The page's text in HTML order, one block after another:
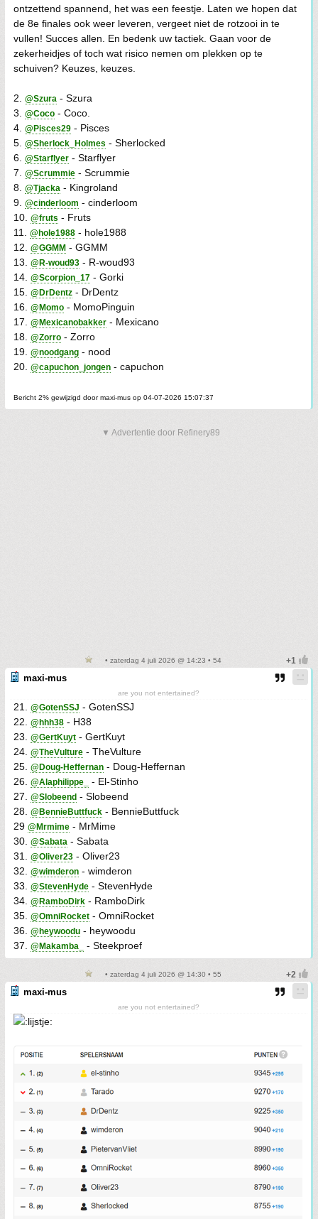
ontzettend spannend, het was een feestje. Laten we hopen dat
de 8e finales ook weer leveren, vergeet niet de rotzooi in te
vullen! Succes allen. En bedenk uw tactiek. Gaan voor de
zekerheidjes of toch wat risico nemen om plekken op te
schuiven? Keuzes, keuzes.
2. @Szura - Szura
3. @Coco - Coco.
4. @Pisces29 - Pisces
5. @Sherlock_Holmes - Sherlocked
6. @Starflyer - Starflyer
7. @Scrummie - Scrummie
8. @Tjacka - Kingroland
9. @cinderloom - cinderloom
10. @fruts - Fruts
11. @hole1988 - hole1988
12. @GGMM - GGMM
13. @R-woud93 - R-woud93
14. @Scorpion_17 - Gorki
15. @DrDentz - DrDentz
16. @Momo - MomoPinguin
17. @Mexicanobakker - Mexicano
18. @Zorro - Zorro
19. @noodgang - nood
20. @capuchon_jongen - capuchon
Bericht 2% gewijzigd door maxi-mus op 04-07-2026 15:07:37
▼ Advertentie door Refinery89
• zaterdag 4 juli 2026 @ 14:23 • 54
maxi-mus
are you not entertained?
21. @GotenSSJ - GotenSSJ
22. @hhh38 - H38
23. @GertKuyt - GertKuyt
24. @TheVulture - TheVulture
25. @Doug-Heffernan - Doug-Heffernan
26. @Alaphilippe_
- El-Stinho
27. @Slobeend - Slobeend
28. @BennieButtfuck - BennieButtfuck
29 @Mrmime - MrMime
30. @Sabata - Sabata
31. @Oliver23 - Oliver23
32. @wimderon - wimderon
33. @StevenHyde - StevenHyde
34. @RamboDirk - RamboDirk
35. @OmniRocket - OmniRocket
36. @heywoodu - heywoodu
37. @Makamba_ - Steekproef
• zaterdag 4 juli 2026 @ 14:30 • 55
maxi-mus
are you not entertained?